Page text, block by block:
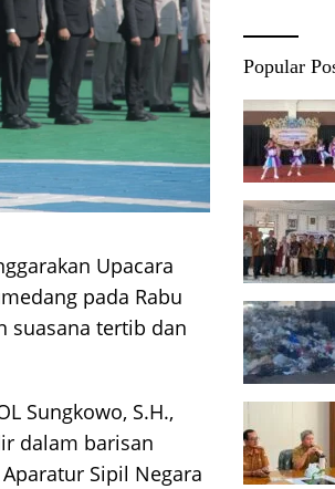
Upacara
pada Rabu
suasana tertib dan
Sungkowo, S.H.,
dalam barisan
Sipil Negara
Popular